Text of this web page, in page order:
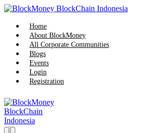
Home
About BlockMoney
All Corporate Communities
Blogs
Events
Login
Registration